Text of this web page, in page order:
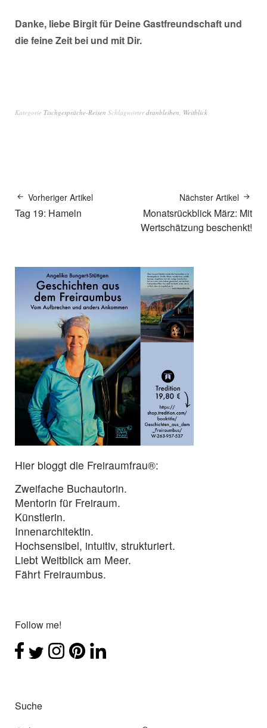
Danke, liebe Birgit für Deine Gastfreundschaft und
die feine Zeit bei und mit Dir.
Kategorie Tischgespräche-Reisen Schlagwörterdranbleiben Weitblick
Vorheriger Artikel
Tag 19: Hameln
Nächster Artikel
Monatsrückblick März: Mit
Wertschätzung beschenkt!
Hier bloggt die Freiraumfrau®:
Zweifache Buchautorin.
Mentorin für Freiraum.
Künstlerin.
Innenarchitektin.
Hochsensibel, intuitiv, strukturiert.
Liebt Weitblick am Meer.
Fährt Freiraumbus.
Follow me!
Suche